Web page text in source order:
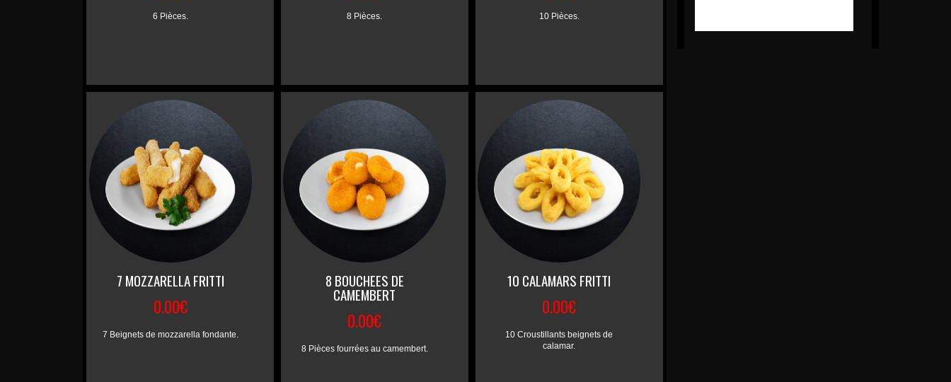
6 Pièces. 8 Pièces. 10 Pièces.
7 MOZZARELLA FRITTI
0.00€
7 Beignets de mozzarella fondante.
8 BOUCHEES DE
CAMEMBERT
0.00€
8 Pièces fourrées au camembert.
10 CALAMARS FRITTI
0.00€
10 Croustillants beignets de
calamar.